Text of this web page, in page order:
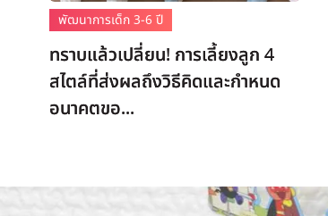
พัฒนาการเด็ก 3-6 ปี
ทราบแล้วเปลี่ยน! การเลี้ยงลูก 4
สไตล์ที่ส่งผลถึงวิธีคิดและกำหนด
อนาคตขอ...